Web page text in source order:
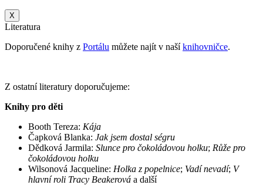
X
Literatura
Doporučené knihy z Portálu můžete najít v našíknihovničce.
Z ostatní literatury doporučujeme:
Knihy pro děti
Booth Tereza: Kája
Čapková Blanka: Jak jsem dostal ségru
Dědková Jarmila: Slunce pro čokoládovou holku; Růže pro
čokoládovou holku
Wilsonová Jacqueline: Holka z popelnice; Vadí nevadí; V
hlavní roli Tracy Beakerová a další